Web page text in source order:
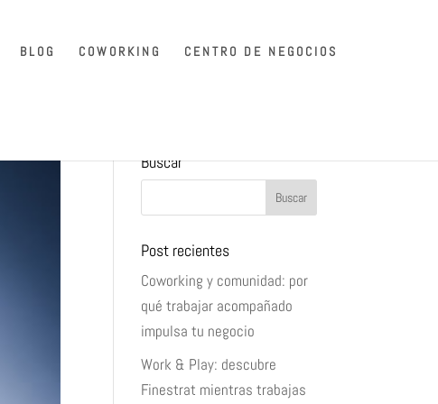
BLOG COWORKING CENTRO DE NEGOCIOS
Buscar
Post recientes
Coworking y comunidad: por
qué trabajar acompañado
impulsa tu negocio
Work & Play: descubre
Finestrat mientras trabajas